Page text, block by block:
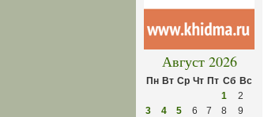
Август 2026
Пн Вт Ср Чт Пт Сб Вс
1
2
3
4 5 6 7 8
9